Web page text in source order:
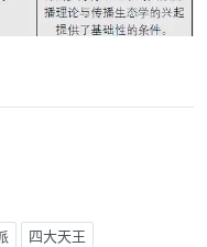
四大天王